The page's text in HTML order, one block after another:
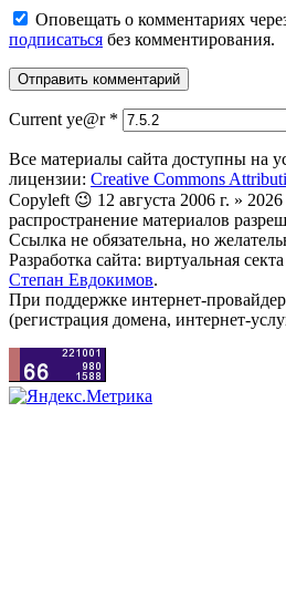
Оповещать о комментариях
подписаться без комментирования.
Current ye@r *
Все материалы сайта доступны на
лицензии: Creative Commons
Copyleft 😉 12 августа 2006 г. »
распространение материалов
Ссылка не обязательна, но
Разработка сайта: виртуальная
Степан Евдокимов.
При поддержке интернет-
(регистрация домена, интернет-